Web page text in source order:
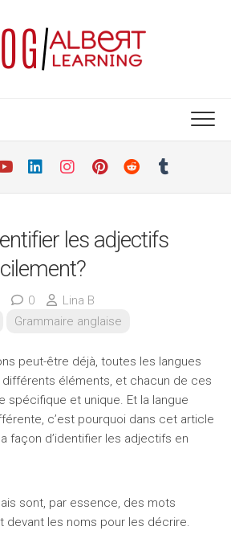
les adjectifs
0
Lina B
Grammaire anglaise
peut-être déjà, toutes les langues
éléments, et chacun de ces
spécifique et unique. Et la langue
c’est pourquoi dans cet article
façon d’identifier les adjectifs en
sont, par essence, des mots
devant les noms pour les décrire.